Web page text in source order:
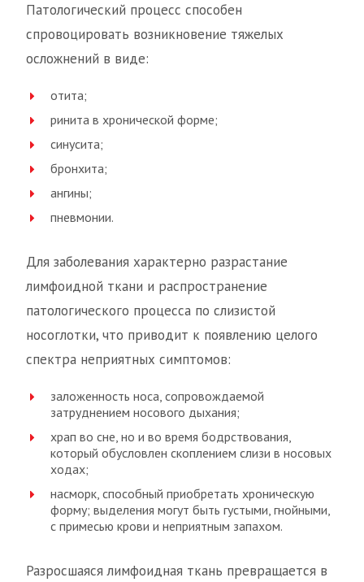
Патологический процесс способен
спровоцировать возникновение тяжелых
осложнений в виде:
отита;
ринита в хронической форме;
синусита;
бронхита;
ангины;
пневмонии.
Для заболевания характерно разрастание
лимфоидной ткани и распространение
патологического процесса по слизистой
носоглотки, что приводит к появлению целого
спектра неприятных симптомов:
заложенность носа, сопровождаемой
затруднением носового дыхания;
храп во сне, но и во время бодрствования,
который обусловлен скоплением слизи в носовых
ходах;
насморк, способный приобретать хроническую
форму; выделения могут быть густыми, гнойными,
с примесью крови и неприятным запахом.
Разросшаяся лимфоидная ткань превращается в